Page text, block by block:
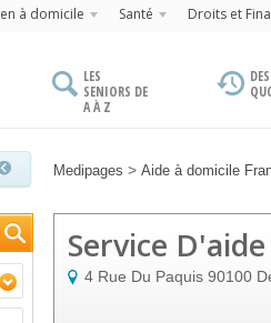
à domicile Santé Droits et
LES
SENIORS DE
A À Z
Medipages > Aide à domicile
Service
4 Rue Du Paquis 90100